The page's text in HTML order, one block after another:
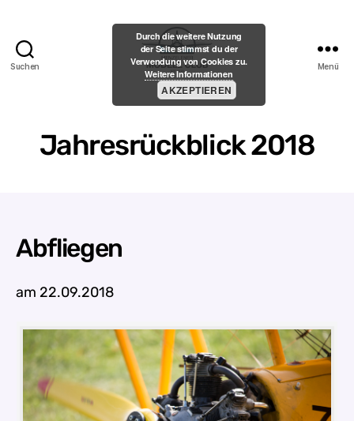
Suchen
Menzelener-
Modell-
e.V.
Menü
Jahresrückblick 2018
Abfliegen
am 22.09.2018
Durch die weitere Nutzung
der Seite stimmst du der
Verwendung von Cookies zu.
Weitere Informationen
AKZEPTIEREN